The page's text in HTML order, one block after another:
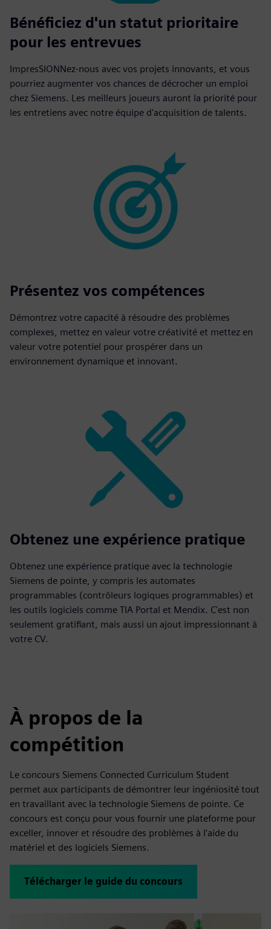
Bénéficiez d'un statut prioritaire
pour les entrevues
ImpresSIONNez-nous avec vos projets innovants, et vous
pourriez augmenter vos chances de décrocher un emploi
chez Siemens. Les meilleurs joueurs auront la priorité pour
les entretiens avec notre équipe d'acquisition de talents.
Présentez vos compétences
Démontrez votre capacité à résoudre des problèmes
complexes, mettez en valeur votre créativité et mettez en
valeur votre potentiel pour prospérer dans un
environnement dynamique et innovant.
Obtenez une expérience pratique
Obtenez une expérience pratique avec la technologie
Siemens de pointe, y compris les automates
programmables (contrôleurs logiques programmables) et
les outils logiciels comme TIA Portal et Mendix. C'est non
seulement gratifiant, mais aussi un ajout impressionnant à
votre CV.
À propos de la
compétition
Le concours Siemens Connected Curriculum Student
permet aux participants de démontrer leur ingéniosité tout
en travaillant avec la technologie Siemens de pointe. Ce
concours est conçu pour vous fournir une plateforme pour
exceller, innover et résoudre des problèmes à l'aide du
matériel et des logiciels Siemens.
Télécharger le guide du concours